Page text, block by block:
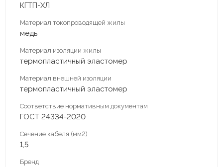
КГТП-ХЛ
Материал токопроводящей жилы
медь
Материал изоляции жилы
термопластичный эластомер
Материал внешней изоляции
термопластичный эластомер
Соответствие нормативным документам
ГОСТ 24334-2020
Сечение кабеля (мм2)
1,5
Бренд